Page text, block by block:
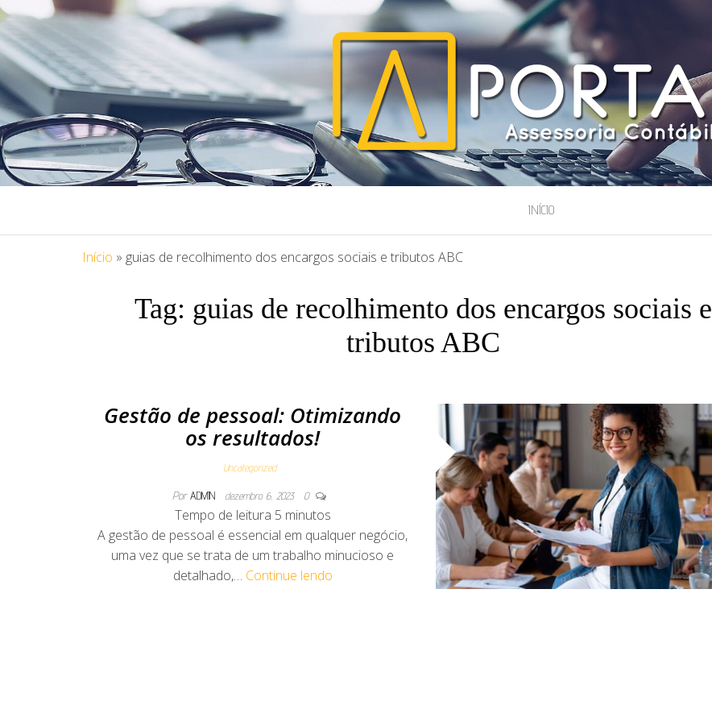
PORTAL ASSESSORIA
Blog Portal Assessoria
INÍCIO
Início » guias de recolhimento dos encargos sociais e tributos ABC
Tag: guias de recolhimento dos encargos sociais e
tributos ABC
Gestão de pessoal: Otimizando
os resultados!
Uncategorized
Por ADMIN dezembro 6, 2023 0
Tempo de leitura 5 minutos
A gestão de pessoal é essencial em qualquer negócio,
uma vez que se trata de um trabalho minucioso e
detalhado,… Continue lendo